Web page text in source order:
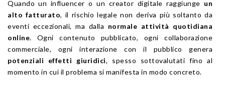
Quando un influencer o un creator digitale raggiunge un
alto fatturato, il rischio legale non deriva più soltanto da
eventi eccezionali, ma dalla normale attività quotidiana
online. Ogni contenuto pubblicato, ogni collaborazione
commerciale, ogni interazione con il pubblico genera
potenziali effetti giuridici, spesso sottovalutati fino al
momento in cui il problema si manifesta in modo concreto.